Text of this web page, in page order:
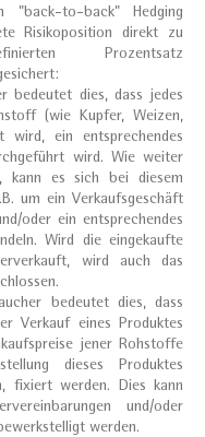
"back-to-back" Hedging
Risikoposition direkt zu
Prozentsatz
bedeutet dies, dass jedes
(wie Kupfer, Weizen,
wird, ein entsprechendes
wird. Wie weiter
kann es sich bei diesem
um ein Verkaufsgeschäft
oder ein entsprechendes
Wird die eingekaufte
wird auch das
bedeutet dies, dass
Verkauf eines Produktes
jener Rohstoffe
dieses Produktes
fixiert werden. Dies kann
und/oder
werden.